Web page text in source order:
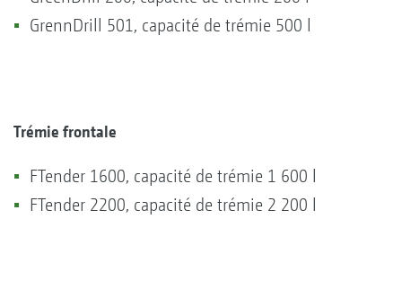
GrennDrill 501, capacité de trémie 500 l
Trémie frontale
FTender 1600, capacité de trémie 1 600 l
FTender 2200, capacité de trémie 2 200 l